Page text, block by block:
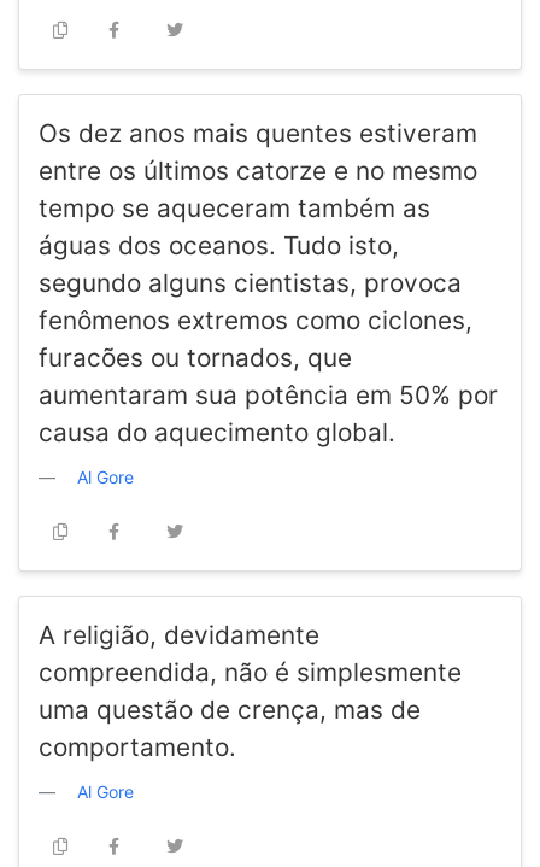
Os dez anos mais quentes estiveram
entre os últimos catorze e no mesmo
tempo se aqueceram também as
águas dos oceanos. Tudo isto,
segundo alguns cientistas, provoca
fenômenos extremos como ciclones,
furacões ou tornados, que
aumentaram sua potência em 50% por
causa do aquecimento global.
Al Gore
A religião, devidamente
compreendida, não é simplesmente
uma questão de crença, mas de
comportamento.
Al Gore